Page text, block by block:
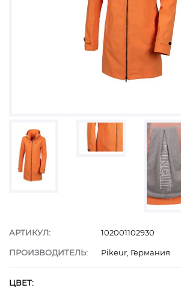
АРТИКУЛ: 102001102930
ПРОИЗВОДИТЕЛЬ: Pikeur, Германия
ЦВЕТ: